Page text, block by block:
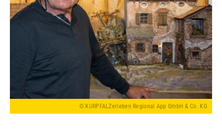
© KURPFALZerleben Regional App GmbH & Co. KG